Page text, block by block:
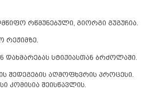
რწმუნებული, გიორგი გუგუჩია.
რეჟიმზე.
სტიქიასთან ბრძოლაში.
შედეგების აღმოფხვრის პროცესი.
კომისია შეისწავლის.